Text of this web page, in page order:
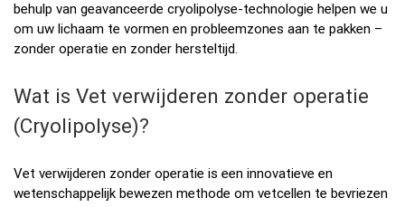
behulp van geavanceerde cryolipolyse-technologie helpen we u
om uw lichaam te vormen en probleemzones aan te pakken –
zonder operatie en zonder hersteltijd.
Wat is Vet verwijderen zonder operatie
(Cryolipolyse)?
Vet verwijderen zonder operatie is een innovatieve en
wetenschappelijk bewezen methode om vetcellen te bevriezen